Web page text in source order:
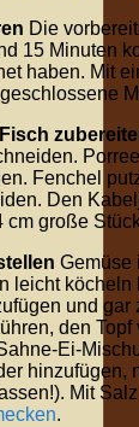
Die
15 Minuten
haben. Mit
Fenchel
Den
cm große
Gemüse
leicht
und gar
den
Ei-
hinzufügen,
Mit
.